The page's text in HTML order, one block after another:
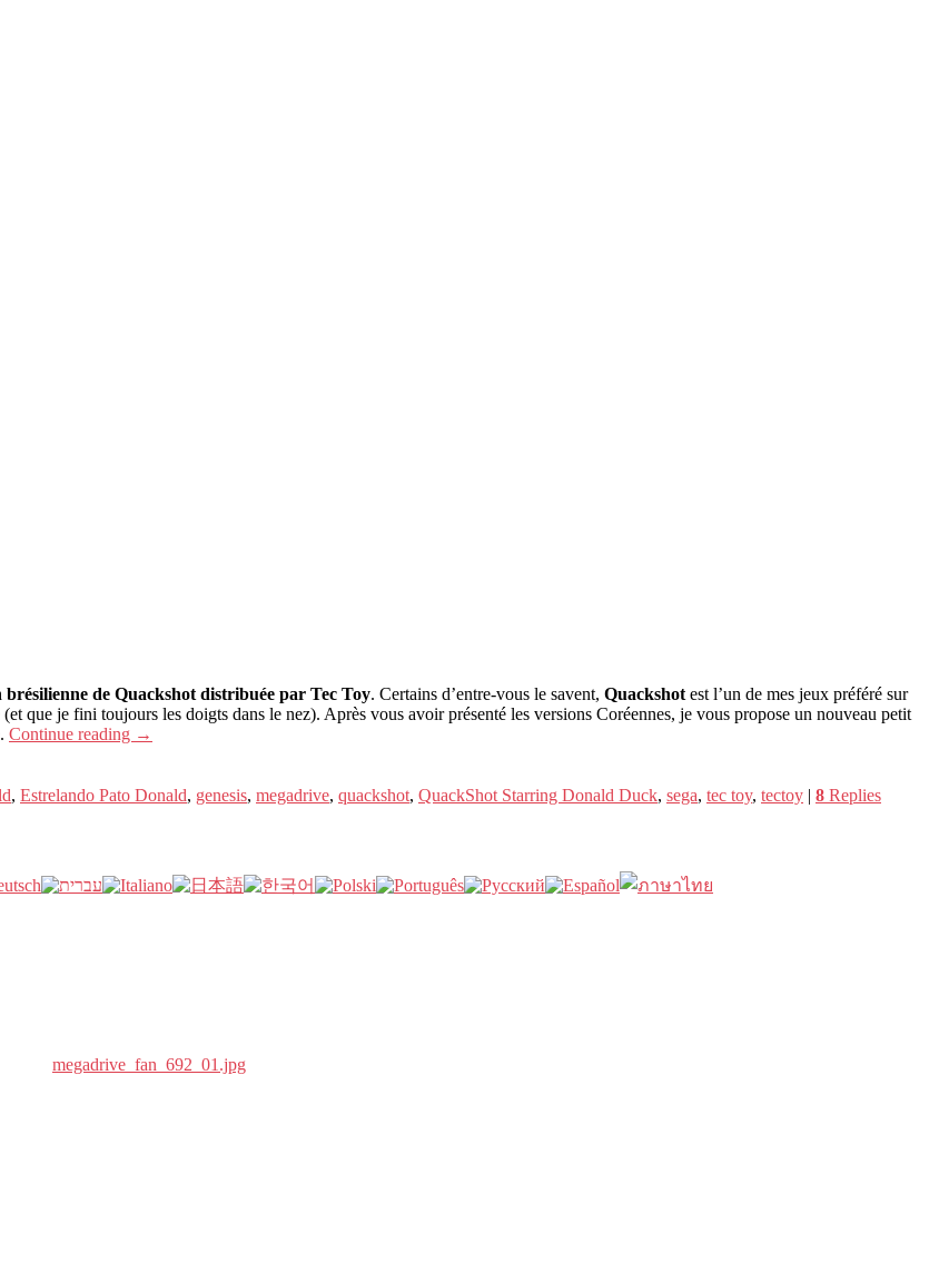
brésilienne de Quackshot distribuée par Tec Toy. Certains d’entre-vous le savent, Quackshot est l’un de mes jeux préféré sur
que je fini toujours les doigts dans le nez). Après vous avoir présenté les versions Coréennes, je vous propose un nouveau petit
Continue reading →
, Estrelando Pato Donald, genesis, megadrive, quackshot, QuackShot Starring Donald Duck, sega, tec toy, tectoy | 8 Replies